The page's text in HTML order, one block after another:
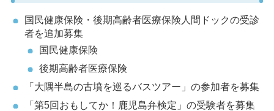
国民健康保険・後期高齢者医療保険人間ドックの受診
者を追加募集
国民健康保険
後期高齢者医療保険
「大隅半島の古墳を巡るバスツアー」の参加者を募集
「第5回おもしてか！鹿児島弁検定」の受験者を募集